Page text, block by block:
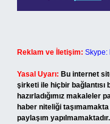
Reklam ve İletişim: Skype:
Yasal Uyarı: Bu internet
şirketi ile hiçbir bağlantısı
hazırladığımız makaleler
haber niteliği
paylaşım